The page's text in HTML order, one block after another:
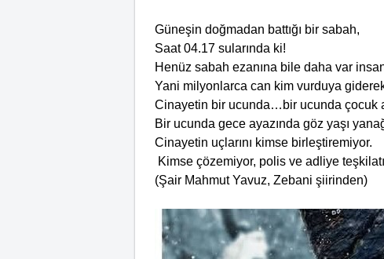
Güneşin doğmadan battığı bir sabah,
Saat 04.17 sularında ki!
Henüz sabah ezanına bile daha var
Yani milyonlarca can kim vurduya
Cinayetin bir ucunda…bir ucunda çocuk
Bir ucunda gece ayazında göz yaşı
Cinayetin uçlarını kimse birleştiremiyor.
Kimse çözemiyor, polis ve adliye
(Şair Mahmut Yavuz, Zebani şiirinden)